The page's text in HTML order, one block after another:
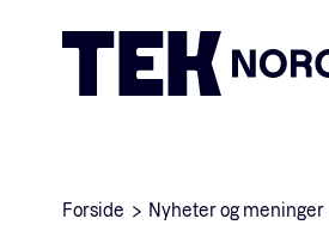
Forside Nyheter og meninger